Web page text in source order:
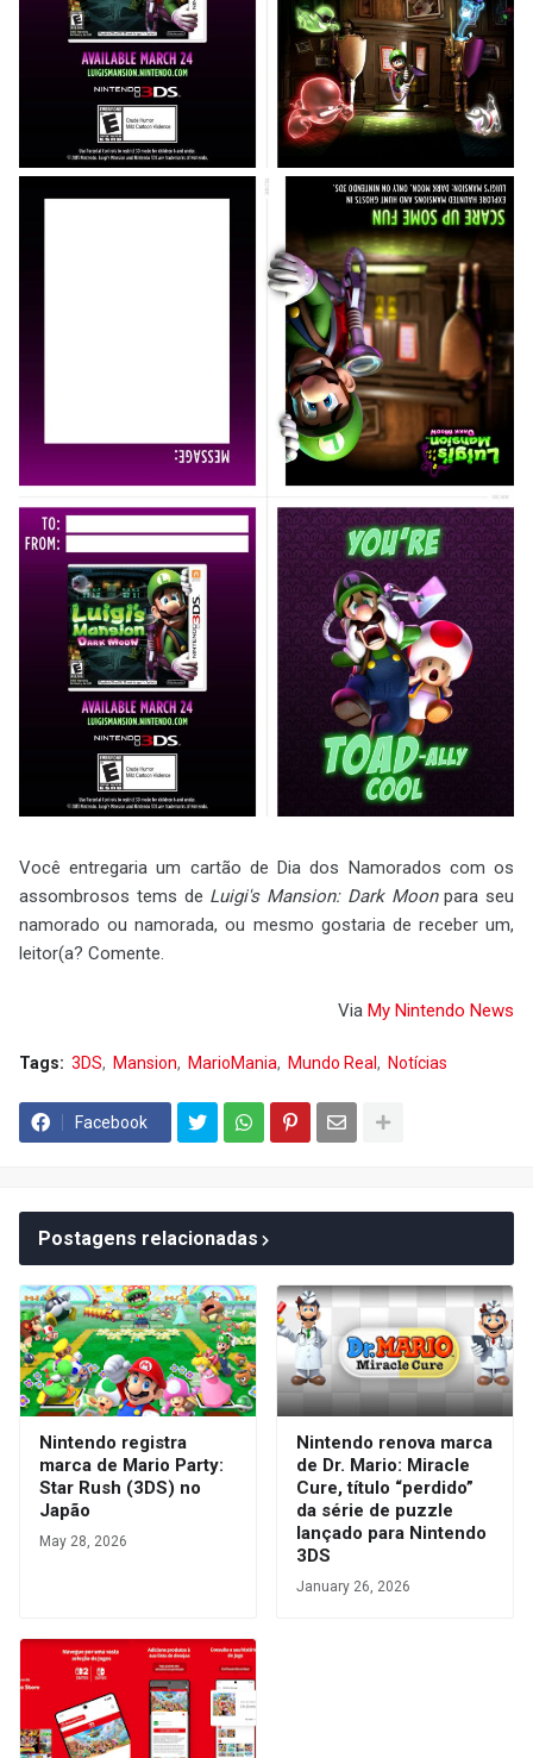
Você entregaria um cartão de Dia dos Namorados com os
assombrosos tems de Luigi's Mansion: Dark Moonpara seu
namorado ou namorada, ou mesmo gostaria de receber um,
leitor(a? Comente.
Via My Nintendo News
Tags: 3DS Mansion MarioMania Mundo Real Notícias
Facebook
Postagens relacionadas
Nintendo registra
marca de Mario Party:
Star Rush (3DS) no
Japão
May 28, 2026
Nintendo renova marca
de Dr. Mario: Miracle
Cure, título “perdido”
da série de puzzle
lançado para Nintendo
3DS
January 26, 2026